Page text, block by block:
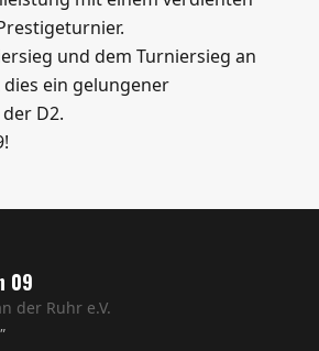
und dem Turniersieg an
ein gelungener
D2.
09
der Ruhr e.V.